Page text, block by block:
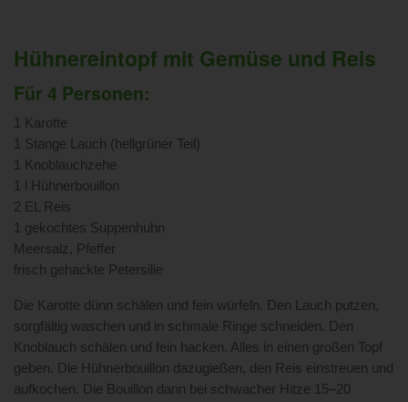
Hühnereintopf mit Gemüse und Reis
Für 4 Personen:
1 Karotte
1 Stange Lauch (hellgrüner Teil)
1 Knoblauchzehe
1 l Hühnerbouillon
2 EL Reis
1 gekochtes Suppenhuhn
Meersalz, Pfeffer
frisch gehackte Petersilie
Die Karotte dünn schälen und fein würfeln. Den Lauch putzen,
sorgfältig waschen und in schmale Ringe schneiden. Den
Knoblauch schälen und fein hacken. Alles in einen großen Topf
geben. Die Hühnerbouillon dazugießen, den Reis einstreuen und
aufkochen. Die Bouillon dann bei schwacher Hitze 15–20